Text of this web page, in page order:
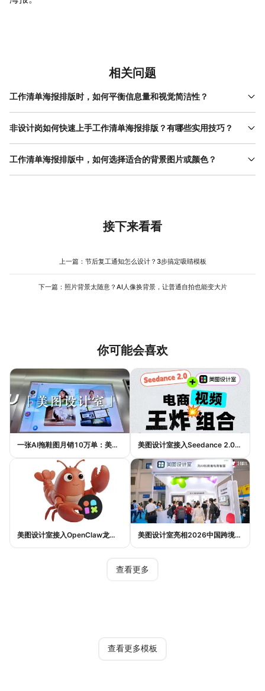
相关问题
工作清单海报排版时，如何平衡信息量和视觉简洁性？
信息量和视觉简洁性的平衡，核心是‘优先级排序’。首先明确海报的
核心目的——是让读者快速记住3项重点任务，还是了解所有任务的
（在美图设计室的‘布局’工具中，选择‘多栏’或‘卡片式’模板），把次
非设计岗如何快速上手工作清单海报排版？有哪些实用技巧？
非设计岗快速上手的关键，是‘用模板代替从零设计’。在美图设计室
模板库中搜索‘工作清单海报排版’，能看到大量现成结构——竖版适
词，选择线条简单的图标，大小控制在文字的1/3。最后用‘智能检
工作清单海报排版中，如何选择适合的背景图片或颜色？
背景的选择要服务于‘信息可读性’。如果海报以文字为主，优先选纯
的‘图片’工具中，选择‘背景模糊’，模糊度调至50%，既能保留图片
氛围（如办公室场景、团队 合影 ），又不会影响文字阅读。颜色
+黄），线下张贴用深色文字+浅色背景（如深蓝+浅灰）；品牌色
#E6E6FA），避免用互补色（如红+绿），否则会显得刺眼。
接下来看看
上一篇： 节后复工通知怎么设计？3步搞定吸睛模板
下一篇： 照片背景太随意？AI人像换背景，让普通自拍也能变大片
你可能会喜欢
一张AI拖鞋图月销10万单：美图设计室如何帮助普通电商卖家提升效率与销量 美图设计室接入Seedance 2.0：AI如何实现一句话生成电商带货视频
美图设计室接入OpenClaw龙虾生态：AI设计如何实现一句话完成电商作图 美图设计室亮相2026中国跨境电商交易会，AI设计Agent助力跨境电商内容提效
查看更多
查看更多模板